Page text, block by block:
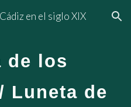
Skip to navigation
en el siglo XIX
de los
Luneta de